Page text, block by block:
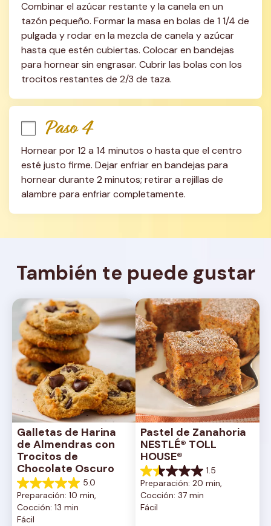
Combinar el azúcar restante y la canela en un
tazón pequeño. Formar la masa en bolas de 1 1/4 de
pulgada y rodar en la mezcla de canela y azúcar
hasta que estén cubiertas. Colocar en bandejas
para hornear sin engrasar. Cubrir las bolas con los
trocitos restantes de 2/3 de taza.
Paso 4
Hornear por 12 a 14 minutos o hasta que el centro
esté justo firme. Dejar enfriar en bandejas para
hornear durante 2 minutos; retirar a rejillas de
alambre para enfriar completamente.
También te puede gustar
Galletas de Harina
de Almendras con
Trocitos de
Chocolate Oscuro
5.0
5.0
de
5
estrellas.
Preparación: 10 min,
Cocción: 13 min
Fácil
Pastel de Zanahoria
NESTLÉ® TOLL
HOUSE®
1.5
1.5
de
5
estrellas.
Preparación: 20 min,
Cocción: 37 min
Fácil